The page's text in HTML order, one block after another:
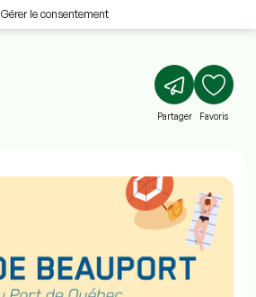
Gérer le consentement
Partager Favoris